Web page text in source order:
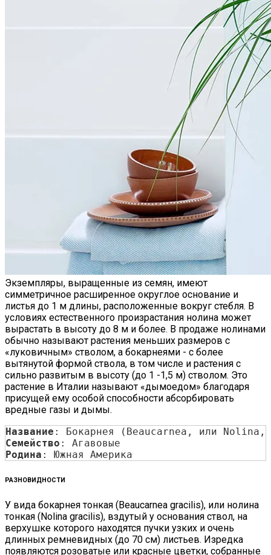
Экземпляры, выращенные из семян, имеют
симметричное расширенное округлое основание и
листья до 1 м длины, расположенные вокруг стебля. В
условиях естественного произрастания нолина может
вырастать в высоту до 8 м и более. В продаже нолинами
обычно называют растения меньших размеров с
«луковичным» стволом, а бокарнеями - с более
вытянутой формой ствола, в том числе и растения с
сильно развитым в высоту (до 1 -1,5 м) стволом. Это
растение в Италии называют «дымоедом» благодаря
присущей ему особой способности абсорбировать
вредные газы и дымы.
Название : Бокарнея (Beaucarnea, или Nolina,
Семейство : Агавовые
Родина : Южная Америка
РАЗНОВИДНОСТИ
У вида бокарнея тонкая (Beaucarnea gracilis), или нолина
тонкая (Nolina gracilis), вздутый у основания ствол, на
верхушке которого находятся пучки узких и очень
длинных ремневидных (до 70 см) листьев. Изредка
появляются розоватые или красные цветки, собранные